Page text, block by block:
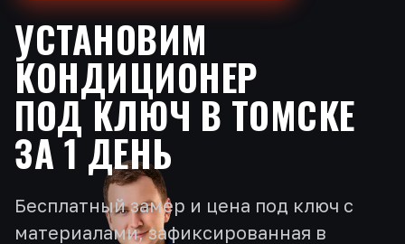
УСТАНОВИМ
КОНДИЦИОНЕР
ПОД КЛЮЧ В ТОМСКЕ
ЗА 1 ДЕНЬ
Бесплатный замер и цена под ключ с
материалами, зафиксированная в